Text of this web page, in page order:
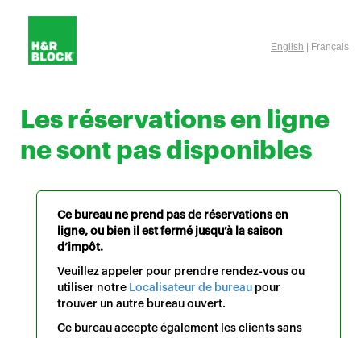
English | Français
Les réservations en ligne
ne sont pas disponibles
Ce bureau ne prend pas de réservations en
ligne, ou bien il est fermé jusqu’à la saison
d’impôt.
Veuillez appeler pour prendre rendez-vous ou
utiliser notre Localisateur de bureau pour
trouver un autre bureau ouvert.
Ce bureau accepte également les clients sans